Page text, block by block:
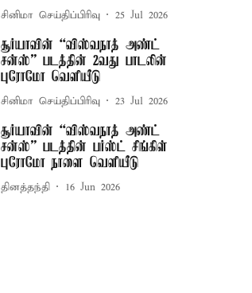
சினிமா செய்திப்பிரிவு 25 Jul 2026
சூர்யாவின் “விஸ்வநாத் அண்ட்
சன்ஸ்” படத்தின் 2வது பாடலின்
புரோமோ வெளியீடு
சினிமா செய்திப்பிரிவு 23 Jul 2026
சூர்யாவின் “விஸ்வநாத் அண்ட்
சன்ஸ்” படத்தின் பர்ஸ்ட் சிங்கிள்
புரோமோ நாளை வெளியீடு
தினத்தந்தி 16 Jun 2026